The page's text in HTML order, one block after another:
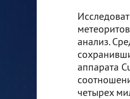
анализ.
аппарата
четырех